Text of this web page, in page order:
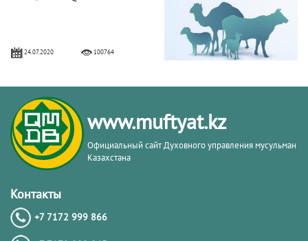
24.07.2020 100764
Расписание времени поста для всех
городов Казахстана
27.07.2014 74196
Даму»
21.05.2019
www.muftyat.kz
Официальный сайт Духовного управления мусульман
Казахстана
Контакты
+7 7172 999 866